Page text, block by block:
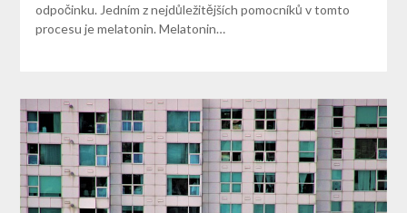
odpočinku. Jedním z nejdůležitějších pomocníků v tomto
procesu je melatonin. Melatonin…